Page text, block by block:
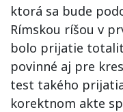
ktorá sa bude
Rímskou ríšou v
bolo prijatie
povinné aj pre
test takého
korektnom akte